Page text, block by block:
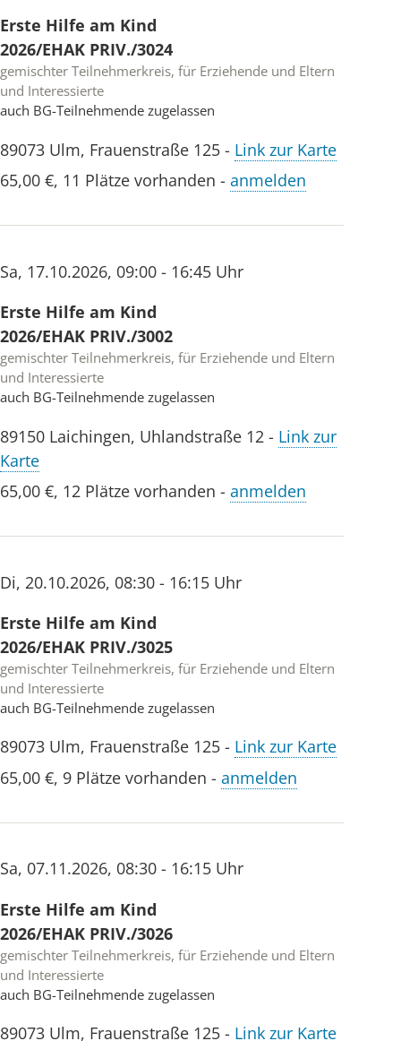
Erste Hilfe am Kind
2026/EHAK PRIV./3024
gemischter Teilnehmerkreis, für Erziehende und Eltern
und Interessierte
auch BG-Teilnehmende zugelassen
89073 Ulm, Frauenstraße 125 - Link zur Karte
65,00 €, 11 Plätze vorhanden - anmelden
Sa, 17.10.2026, 09:00 - 16:45 Uhr
Erste Hilfe am Kind
2026/EHAK PRIV./3002
gemischter Teilnehmerkreis, für Erziehende und Eltern
und Interessierte
auch BG-Teilnehmende zugelassen
89150 Laichingen, Uhlandstraße 12 - Link zur
Karte
65,00 €, 12 Plätze vorhanden - anmelden
Di, 20.10.2026, 08:30 - 16:15 Uhr
Erste Hilfe am Kind
2026/EHAK PRIV./3025
gemischter Teilnehmerkreis, für Erziehende und Eltern
und Interessierte
auch BG-Teilnehmende zugelassen
89073 Ulm, Frauenstraße 125 - Link zur Karte
65,00 €, 9 Plätze vorhanden - anmelden
Sa, 07.11.2026, 08:30 - 16:15 Uhr
Erste Hilfe am Kind
2026/EHAK PRIV./3026
gemischter Teilnehmerkreis, für Erziehende und Eltern
und Interessierte
auch BG-Teilnehmende zugelassen
89073 Ulm, Frauenstraße 125 - Link zur Karte